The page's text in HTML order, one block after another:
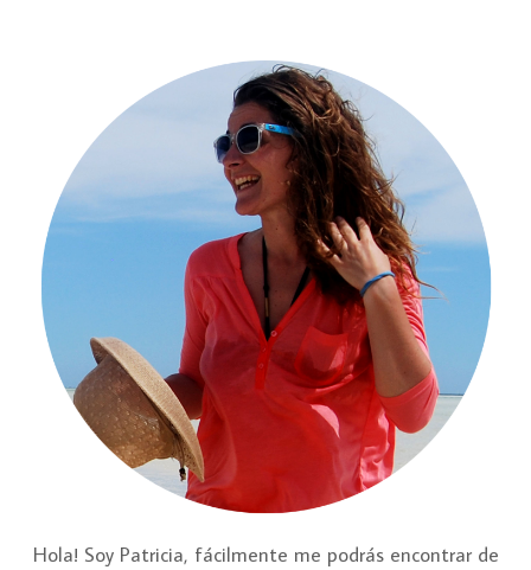
Hola! Soy Patricia, fácilmente me podrás encontrar de